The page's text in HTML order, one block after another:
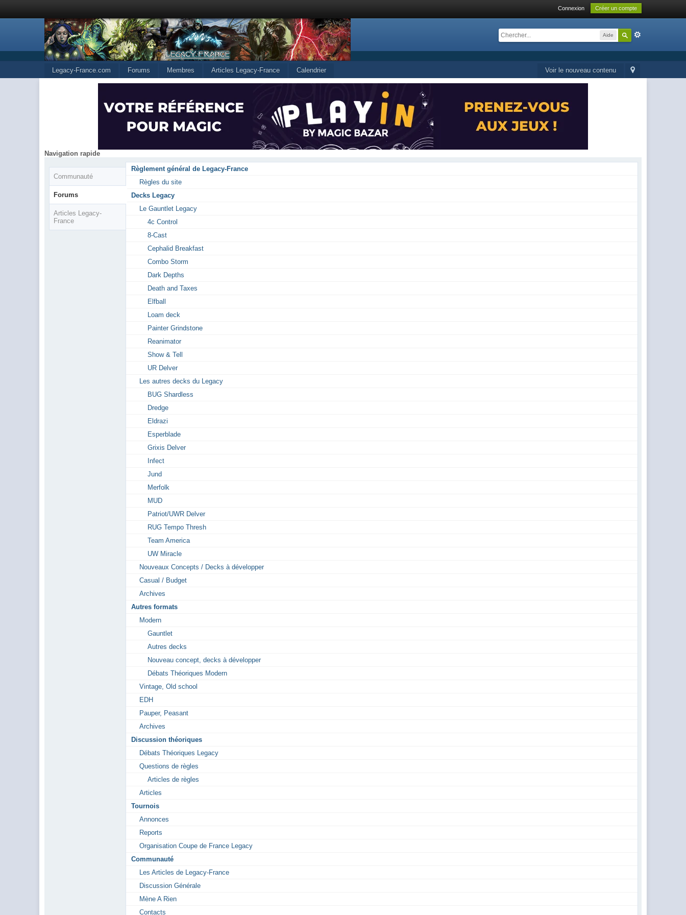
Connexion Créer un compte
Aide
Voir le nouveau contenu
Legacy-France.com Forums Membres Articles Legacy-France Calendrier
Navigation rapide
Communauté
Forums
Articles Legacy-
France
Règlement général de Legacy-France
Règles du site
Decks Legacy
Le Gauntlet Legacy
4c Control
8-Cast
Cephalid Breakfast
Combo Storm
Dark Depths
Death and Taxes
Elfball
Loam deck
Painter Grindstone
Reanimator
Show & Tell
UR Delver
Les autres decks du Legacy
BUG Shardless
Dredge
Eldrazi
Esperblade
Grixis Delver
Infect
Jund
Merfolk
MUD
Patriot/UWR Delver
RUG Tempo Thresh
Team America
UW Miracle
Nouveaux Concepts / Decks à développer
Casual / Budget
Archives
Autres formats
Modern
Gauntlet
Autres decks
Nouveau concept, decks à développer
Débats Théoriques Modern
Vintage, Old school
EDH
Pauper, Peasant
Archives
Discussion théoriques
Débats Théoriques Legacy
Questions de règles
Articles de règles
Articles
Tournois
Annonces
Reports
Organisation Coupe de France Legacy
Communauté
Les Articles de Legacy-France
Discussion Générale
Mène A Rien
Contacts